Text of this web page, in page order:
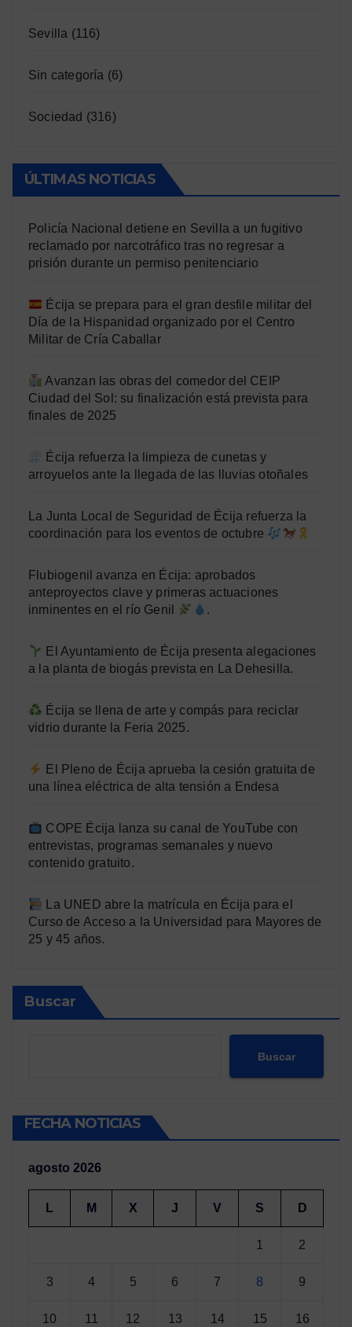
Sevilla (116)
Sin categoría (6)
Sociedad (316)
ÚLTIMAS NOTICIAS
Policía Nacional detiene en Sevilla a un fugitivo
reclamado por narcotráfico tras no regresar a
prisión durante un permiso penitenciario
Écija se prepara para el gran desfile militar del
Día de la Hispanidad organizado por el Centro
Militar de Cría Caballar
Avanzan las obras del comedor del CEIP
Ciudad del Sol: su finalización está prevista para
finales de 2025
Écija refuerza la limpieza de cunetas y
arroyuelos ante la llegada de las lluvias otoñales
La Junta Local de Seguridad de Écija refuerza la
coordinación para los eventos de octubre
Flubiogenil avanza en Écija: aprobados
anteproyectos clave y primeras actuaciones
inminentes en el río Genil
.
El Ayuntamiento de Écija presenta alegaciones
a la planta de biogás prevista en La Dehesilla.
Écija se llena de arte y compás para reciclar
vidrio durante la Feria 2025.
El Pleno de Écija aprueba la cesión gratuita de
una línea eléctrica de alta tensión a Endesa
COPE Écija lanza su canal de YouTube con
entrevistas, programas semanales y nuevo
contenido gratuito.
La UNED abre la matrícula en Écija para el
Curso de Acceso a la Universidad para Mayores de
25 y 45 años.
Buscar
Buscar
FECHA NOTICIAS
agosto 2026
L M X J V S D
1 2
3 4 5 6 7 8 9
10 11 12 13 14 15 16